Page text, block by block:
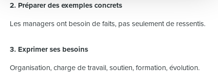
2. Préparer des exemples concrets
Les managers ont besoin de faits, pas seulement de ressentis.
3. Exprimer ses besoins
Organisation, charge de travail, soutien, formation, évolution.